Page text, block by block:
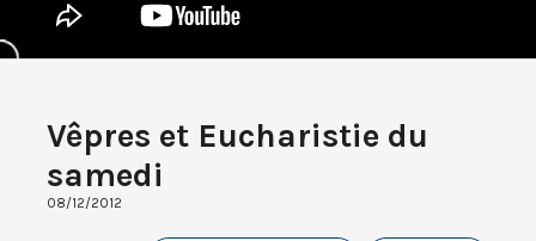
Vêpres et Eucharistie du
samedi
08/12/2012